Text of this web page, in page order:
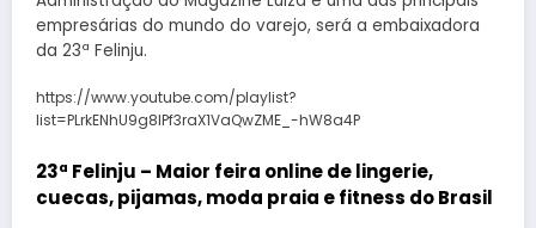
empresárias do mundo do varejo, será a embaixadora
da 23ª Felinju.
https://www.youtube.com/playlist?
list=PLrkENhU9g8lPf3raX1VaQwZME_-hW8a4P
23ª Felinju – Maior feira online de lingerie,
cuecas, pijamas, moda praia e fitness do Brasil